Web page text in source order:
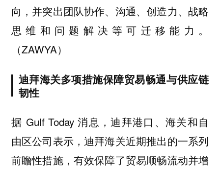
向，并突出团队协作、沟通、创造力、战略
思维和问题解决等可迁移能力。
（ZAWYA）
迪拜海关多项措施保障贸易畅通与供应链
韧性
据 Gulf Today 消息，迪拜港口、海关和自
由区公司表示，迪拜海关近期推出的一系列
前瞻性措施，有效保障了贸易顺畅流动并增